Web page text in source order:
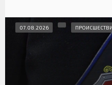
07.08.2026